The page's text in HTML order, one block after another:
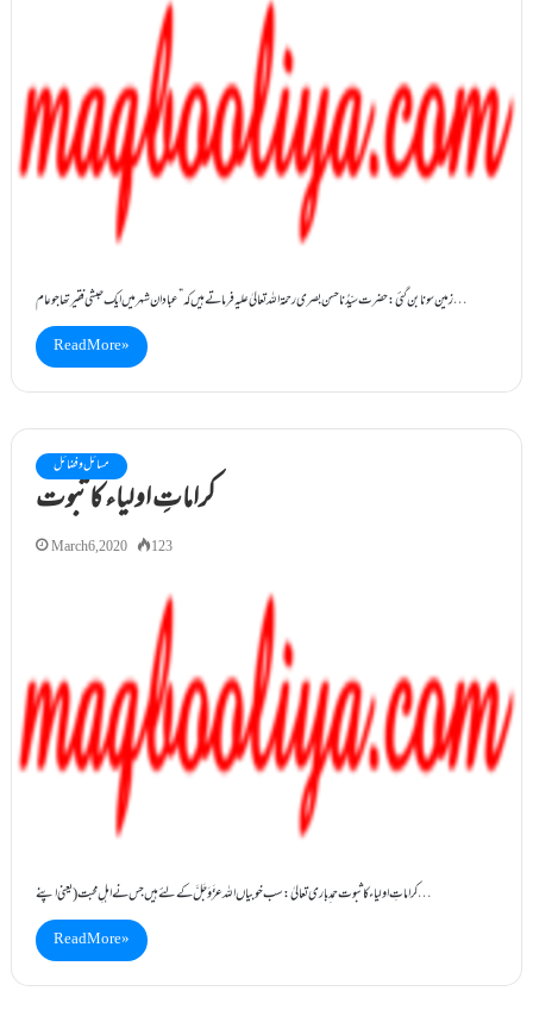
زمین سونابن گئی: حضرت سیِّدُنا حسن بصری رحمۃاللہ تعالیٰ علیہ فرماتے ہیں کہ ”عبادان شہر میں ایک حبشی فقیرتھاجو عام…
Read More »
مسائل و فضائل
کراماتِ اولیاء کا ثبوت
March 6, 2020 123
کراماتِ اولیاء کا ثبوت حمد ِباری تعالیٰ: سب خوبیاں اللہ عزَّوَجَلَّ کے لئے ہیں جس نے اہلِ محبت( یعنی اپنے…
Read More »